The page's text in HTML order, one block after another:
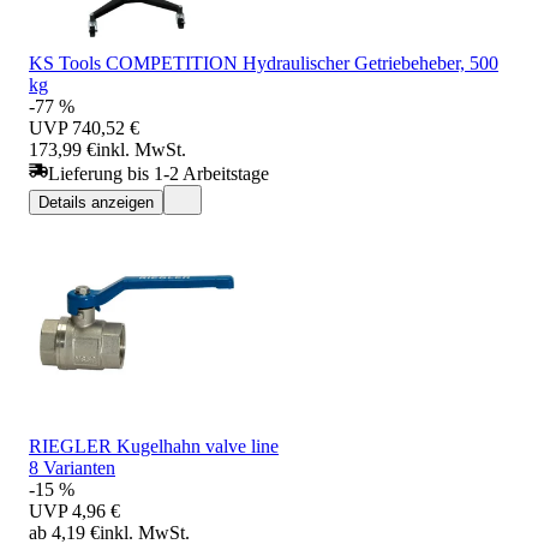
KS Tools COMPETITION Hydraulischer Getriebeheber, 500
kg
-77 %
UVP 740,52 €
173,99 €inkl. MwSt.
Lieferung bis 1-2 Arbeitstage
Details anzeigen
RIEGLER Kugelhahn valve line
8 Varianten
-15 %
UVP 4,96 €
ab 4,19 €inkl. MwSt.